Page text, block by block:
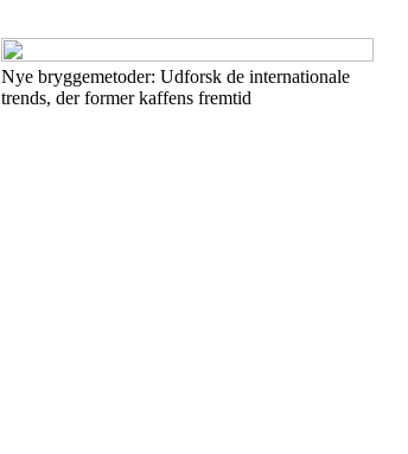
Nye bryggemetoder: Udforsk de internationale
trends, der former kaffens fremtid